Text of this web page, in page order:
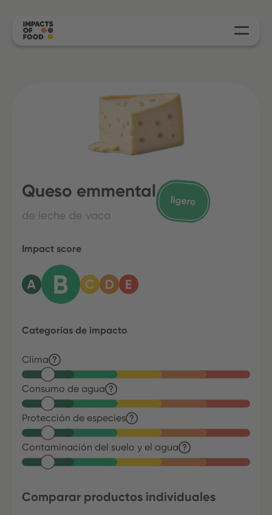
Queso emmental
de leche de vaca
Impact score
Categorías de impacto
Clima
Consumo de agua
Protección de especies
Contaminación del suelo y el agua
Comparar productos individuales